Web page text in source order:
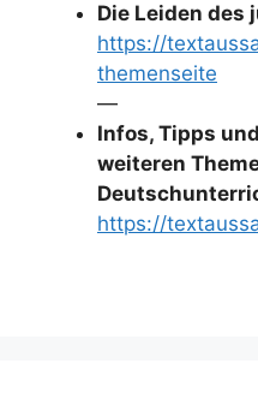
Die Leiden des
https://
themenseite
—
Infos, Tipps
weiteren
https://